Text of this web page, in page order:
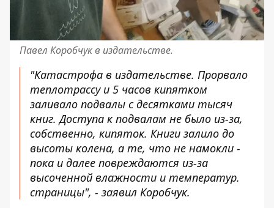
Павел Коробчук в издательстве.
"Катастрофа в издательстве. Прорвало
теплотрассу и 5 часов кипятком
заливало подвалы с десятками тысяч
книг. Доступа к подвалам не было из-за,
собственно, кипяток. Книги залило до
высоты колена, а те, что не намокли -
пока и далее повреждаются из-за
высоченной влажности и температур.
страницы", - заявил Коробчук.